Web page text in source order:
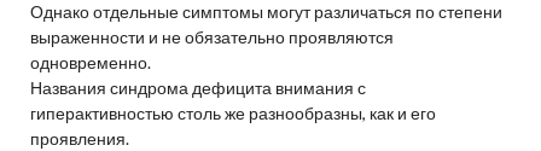
Однако отдельные симптомы могут различаться по степени
выраженности и не обязательно проявляются
одновременно.
Названия синдрома дефицита внимания с
гиперактивностью столь же разнообразны, как и его
проявления.